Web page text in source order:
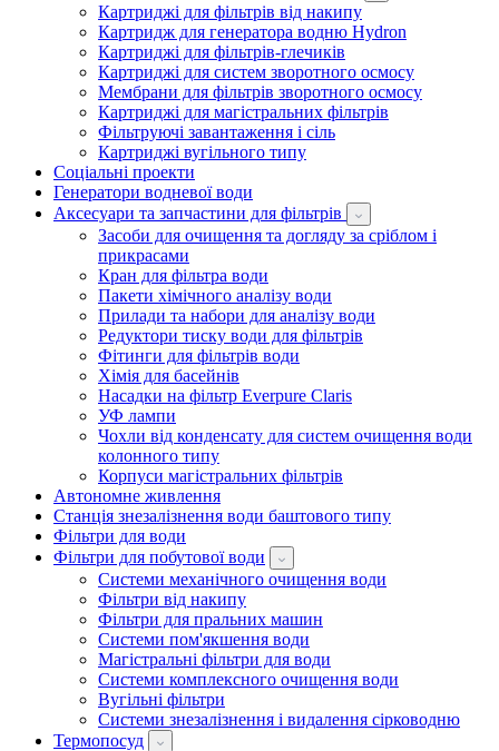
Картриджі для фільтрів від накипу
Картридж для генератора водню Hydron
Картриджі для фільтрів-глечиків
Картриджі для систем зворотного осмосу
Мембрани для фільтрів зворотного осмосу
Картриджі для магістральних фільтрів
Фільтруючі завантаження і сіль
Картриджі вугільного типу
Соціальні проекти
Генератори водневої води
Аксесуари та запчастини для фільтрів
Засоби для очищення та догляду за сріблом і
прикрасами
Кран для фільтра води
Пакети хімічного аналізу води
Прилади та набори для аналізу води
Редуктори тиску води для фільтрів
Фітинги для фільтрів води
Хімія для басейнів
Насадки на фільтр Everpure Claris
УФ лампи
Чохли від конденсату для систем очищення води
колонного типу
Корпуси магістральних фільтрів
Автономне живлення
Станція знезалізнення води баштового типу
Фільтри для води
Фільтри для побутової води
Системи механічного очищення води
Фільтри від накипу
Фільтри для пральних машин
Системи пом'якшення води
Магістральні фільтри для води
Системи комплексного очищення води
Вугільні фільтри
Системи знезалізнення і видалення сірководню
Термопосуд